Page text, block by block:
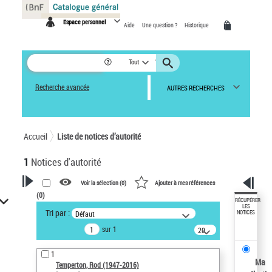
Espace personnel Aide Une question ? Historique
Tout
Recherche avancée AUTRES RECHERCHES
Accueil Liste de notices d’autorité
1 Notices d'autorité
VOTRE RECHERCHE
Recherche avancée dans les
notices d’autorité
Œuvres liées à l'auteur :
Temperton, Rod (1947-2016)
Voir la sélection (0) Ajouter à mes références
(0)
Tri par : Défaut
sur 1
20
résultats/page
1
Temperton, Rod (1947-2016)
RÉCUPÉRER
LES
NOTICES
Ma
Panneau de gestion des cookies